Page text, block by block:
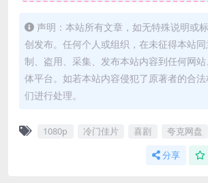
声明：本站所有文章，如无特殊说明或
创发布。任何个人或组织，在未征得本站
制、盗用、采集、发布本站内容到任何网
体平台。如若本站内容侵犯了原著者的合
们进行处理。
1080p 冷门佳片 喜剧 夸克网盘
分享